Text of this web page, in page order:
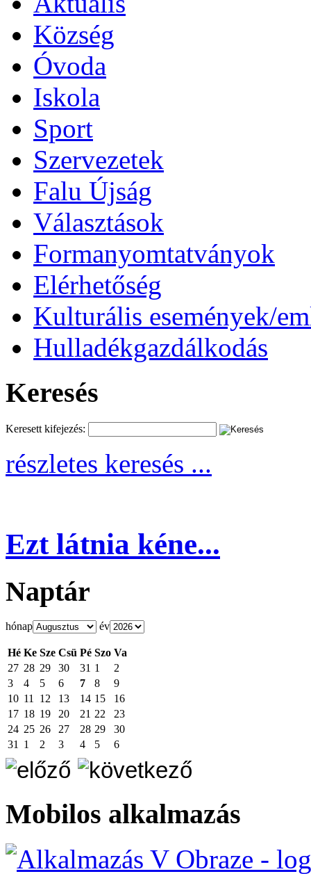
Község
Óvoda
Iskola
Sport
Szervezetek
Falu Újság
Választások
Formanyomtatványok
Elérhetőség
Kulturális események/
Hulladékgazdálkodás
Keresés
Keresett kifejezés:
részletes keresés ...
Ezt látnia kéne...
Naptár
hónap év
Hé Ke Sze Csü Pé Szo Va
27 28 29 30 31 1
2
3
4 5 6 7 8
9
10 11 12 13 14 15
16
17 18 19 20 21 22
23
24 25 26 27 28 29
30
31
1 2 3 4 5 6
Mobilos alkalmazás